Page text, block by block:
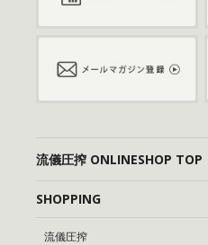
流儀圧搾 ONLINESHOP TOP
SHOPPING
流儀圧搾